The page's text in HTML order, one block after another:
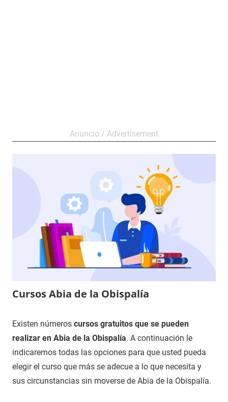
Cursos Abia de la Obispalía
5
de
diciembre
2020
Maria
Cursos
en
Cuenca
Existen números cursos gratuitos que se pueden
realizar en Abia de la Obispalía. A continuación le
indicaremos todas las opciones para que usted pueda
elegir el curso que más se adecue a lo que necesita y
sus circunstancias sin moverse de Abia de la Obispalía.